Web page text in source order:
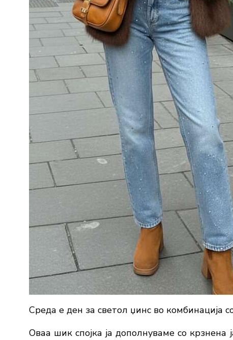
Среда е ден за светол џинс во комбинација
Оваа шик спојка ја дополнуваме со